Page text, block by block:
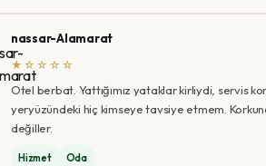
nassar-Alamarat
★☆☆☆☆
Otel berbat. Yattığımız yataklar kirliydi, servis
yeryüzündeki hiç kimseye tavsiye etmem. Korkunç
değiller.
Hizmet Oda